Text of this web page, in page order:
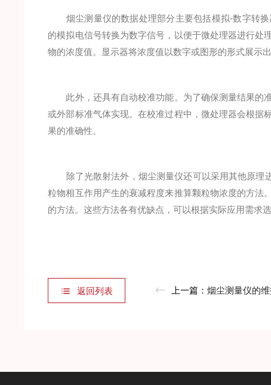
烟尘测量仪的数据处理部分主要包括模拟-数字转换
的模拟电信号转换为数字信号，以便于微处理器进行处
物的浓度值。显示器将浓度值以数字或图形的形式展示
此外，还具有自动校准功能。为了确保测量结果的
或外部标准气体实现。在校准过程中，微处理器会根据
果的准确性。
除了光散射法外，烟尘测量仪还可以采用其他原理
粒物相互作用产生的衰减程度来推算颗粒物浓度的方法
的方法。这些方法各有优缺点，可以根据实际应用需求
返回列表 上一篇：烟尘测量仪的